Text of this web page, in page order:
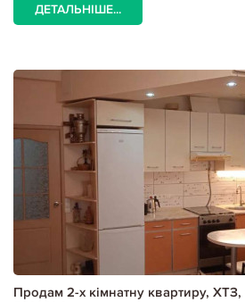
ДЕТАЛЬНІШЕ...
Продам 2-х кімнатну квартиру,